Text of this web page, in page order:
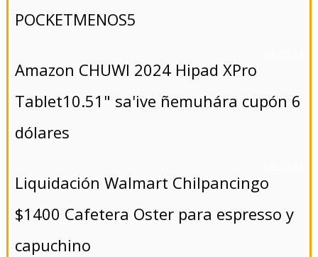
POCKETMENOS5
Amazon CHUWI 2024 Hipad XPro
Tablet10.51" sa'ive ñemuhára cupón 6
dólares
Liquidación Walmart Chilpancingo
$1400 Cafetera Oster para espresso y
capuchino